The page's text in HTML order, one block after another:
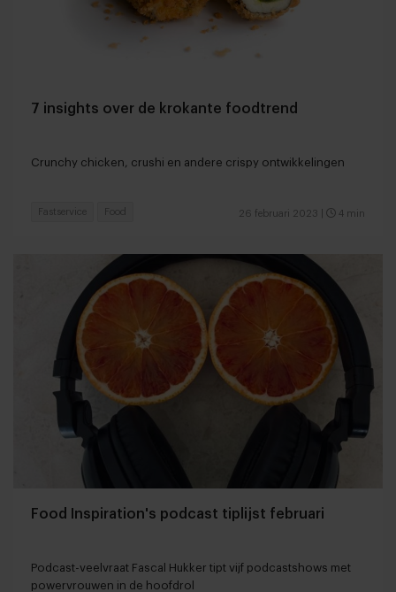
7 insights over de krokante foodtrend
Crunchy chicken, crushi en andere crispy ontwikkelingen
26 februari 2023 4 min
Fastservice Food
Food Inspiration's podcast tiplijst februari
Podcast-veelvraat Fascal Hukker tipt vijf podcastshows met
powervrouwen in de hoofdrol